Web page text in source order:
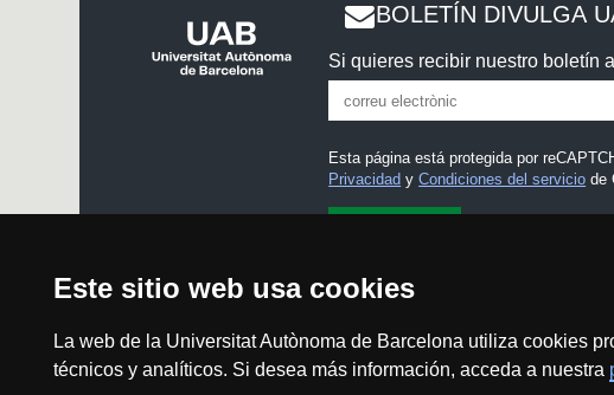
Este sitio web usa cookies
La web de la Universitat Autònoma de Barcelona utiliza cookies
técnicos y analíticos. Si desea más información, acceda a nuestra
BOLETÍN DIVULGA
Si quieres recibir nuestro boletín
Esta página está protegida por
Privacidad yCondiciones del servicio de
He leído y acepto el
Aviso legal